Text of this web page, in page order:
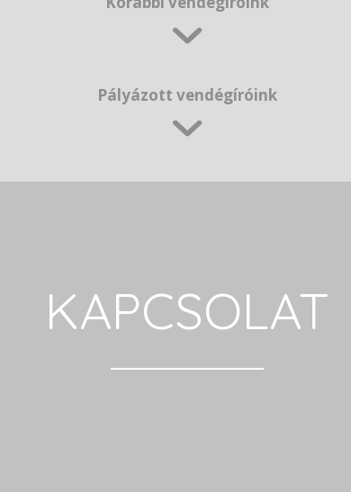
Pályázott vendégíróink
KAPCSOLAT